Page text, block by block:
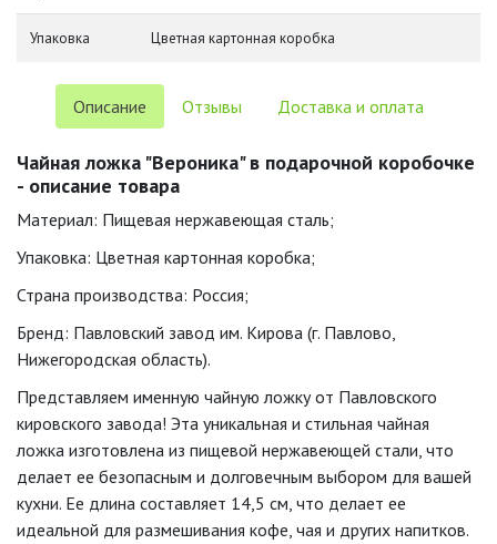
Упаковка Цветная картонная коробка
Описание Отзывы Доставка и оплата
Чайная ложка "Вероника" в подарочной коробочке
- описание товара
Материал: Пищевая нержавеющая сталь;
Упаковка: Цветная картонная коробка;
Страна производства: Россия;
Бренд: Павловский завод им. Кирова (г. Павлово,
Нижегородская область).
Представляем именную чайную ложку от Павловского
кировского завода! Эта уникальная и стильная чайная
ложка изготовлена из пищевой нержавеющей стали, что
делает ее безопасным и долговечным выбором для вашей
кухни. Ее длина составляет 14,5 см, что делает ее
идеальной для размешивания кофе, чая и других напитков.